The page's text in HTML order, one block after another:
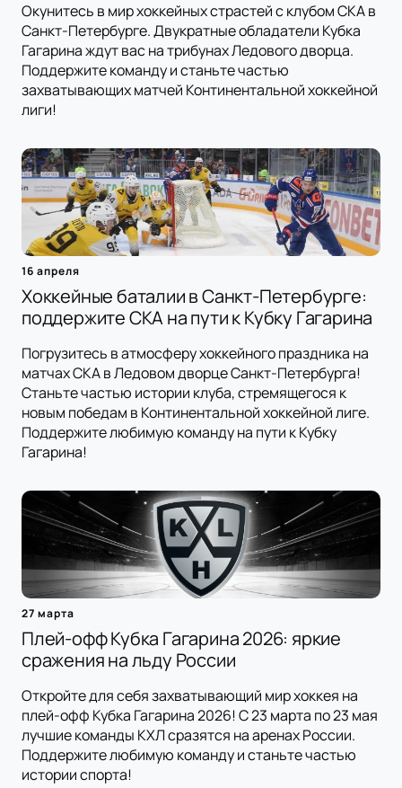
Окунитесь в мир хоккейных страстей с клубом СКА в
Санкт-Петербурге. Двукратные обладатели Кубка
Гагарина ждут вас на трибунах Ледового дворца.
Поддержите команду и станьте частью
захватывающих матчей Континентальной хоккейной
лиги!
16 апреля
Хоккейные баталии в Санкт-Петербурге:
поддержите СКА на пути к Кубку Гагарина
Погрузитесь в атмосферу хоккейного праздника на
матчах СКА в Ледовом дворце Санкт-Петербурга!
Станьте частью истории клуба, стремящегося к
новым победам в Континентальной хоккейной лиге.
Поддержите любимую команду на пути к Кубку
Гагарина!
27 марта
Плей-офф Кубка Гагарина 2026: яркие
сражения на льду России
Откройте для себя захватывающий мир хоккея на
плей-офф Кубка Гагарина 2026! С 23 марта по 23 мая
лучшие команды КХЛ сразятся на аренах России.
Поддержите любимую команду и станьте частью
истории спорта!